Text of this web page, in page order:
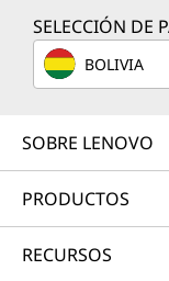
Servicios
ayudaremos
Más
SELECCIÓN DE
BOLIVIA
SOBRE LENOVO
PRODUCTOS
RECURSOS